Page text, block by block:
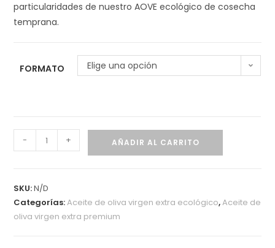
particularidades de nuestro AOVE ecológico de cosecha
temprana.
FORMATO Elige una opción
- + AÑADIR AL CARRITO
SKU:N/D
Categorías:Aceite de oliva virgen extra ecológico,Aceite de
oliva virgen extra premium